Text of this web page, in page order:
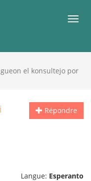
el konsultejo por
Répondre
Langue: Esperanto